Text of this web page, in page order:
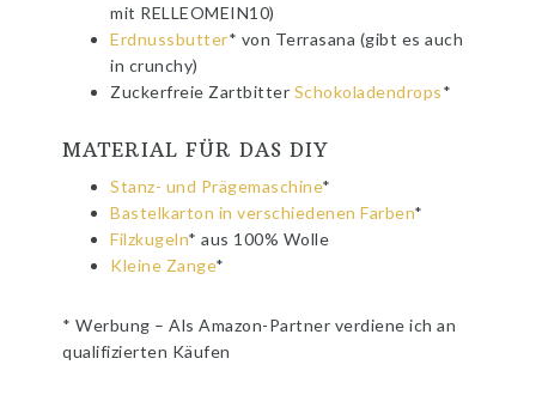
mit RELLEOMEIN10)
Erdnussbutter* von Terrasana (gibt es auch
in crunchy)
Zuckerfreie Zartbitter Schokoladendrops*
MATERIAL FÜR DAS DIY
Stanz- und Prägemaschine*
Bastelkarton in verschiedenen Farben*
Filzkugeln* aus 100% Wolle
Kleine Zange*
* Werbung – Als Amazon-Partner verdiene ich an
qualifizierten Käufen